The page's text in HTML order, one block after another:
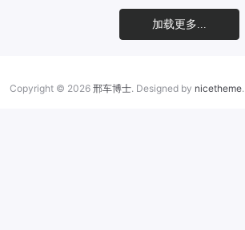
加载更多...
Copyright © 2026 邢车博士. Designed by nicetheme.